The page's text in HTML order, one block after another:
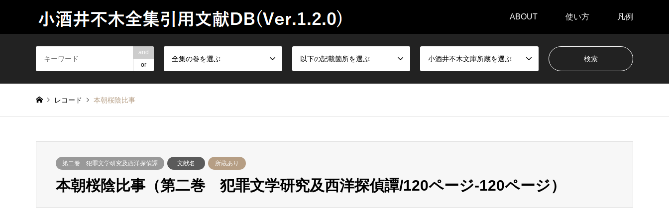
ABOUT 使い方 凡例
and
or
全集の巻を選ぶ 以下の記載箇所を選ぶ 小酒井不木文庫所蔵を選ぶ
レコード 本朝桜陰比事
第二巻 犯罪文学研究及西洋探偵譚 文献名 所蔵あり
本朝桜陰比事（第二巻 犯罪文学研究及西洋探偵譚/120ページ-120ページ）